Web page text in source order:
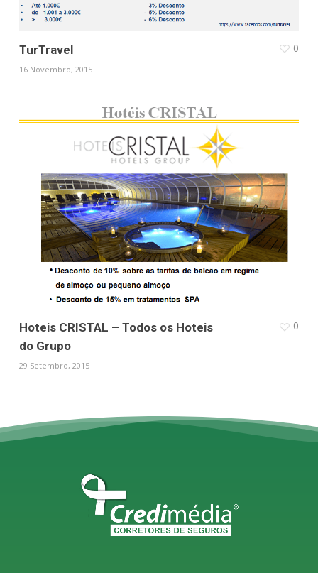
TurTravel
16 Novembro, 2015
0
Hoteis CRISTAL – Todos os Hoteis
do Grupo
29 Setembro, 2015
0